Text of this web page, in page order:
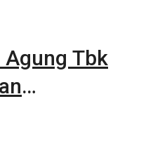
Agung Tbk